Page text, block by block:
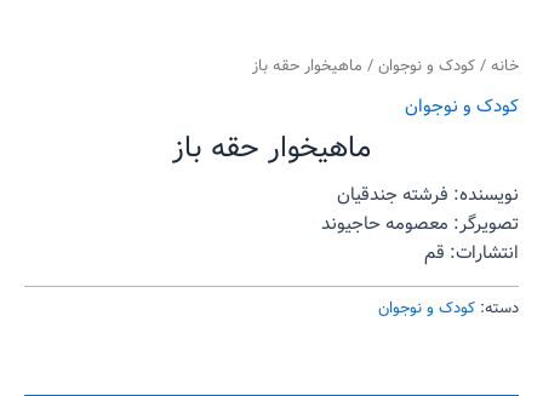
خانه/کودک و نوجوان/ ماهیخوار حقه باز
کودک و نوجوان
ماهیخوار حقه باز
نویسنده: فرشته جندقیان
تصویرگر: معصومه حاجیوند
انتشارات: قم
دسته: کودک و نوجوان